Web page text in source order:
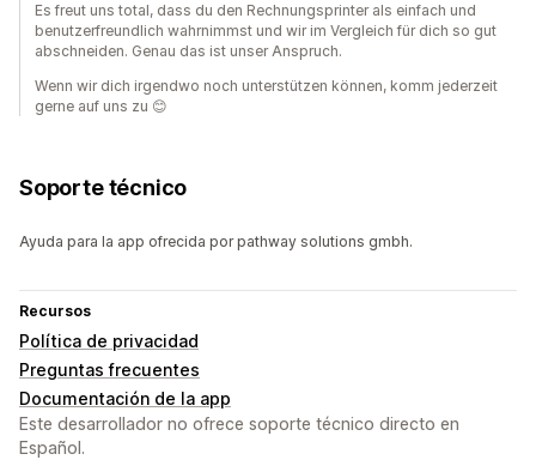
Es freut uns total, dass du den Rechnungsprinter als einfach und
benutzerfreundlich wahrnimmst und wir im Vergleich für dich so gut
abschneiden. Genau das ist unser Anspruch.
Wenn wir dich irgendwo noch unterstützen können, komm jederzeit
gerne auf uns zu 😊
Soporte técnico
Ayuda para la app ofrecida por pathway solutions gmbh.
Recursos
Política de privacidad
Preguntas frecuentes
Documentación de la app
Este desarrollador no ofrece soporte técnico directo en
Español.